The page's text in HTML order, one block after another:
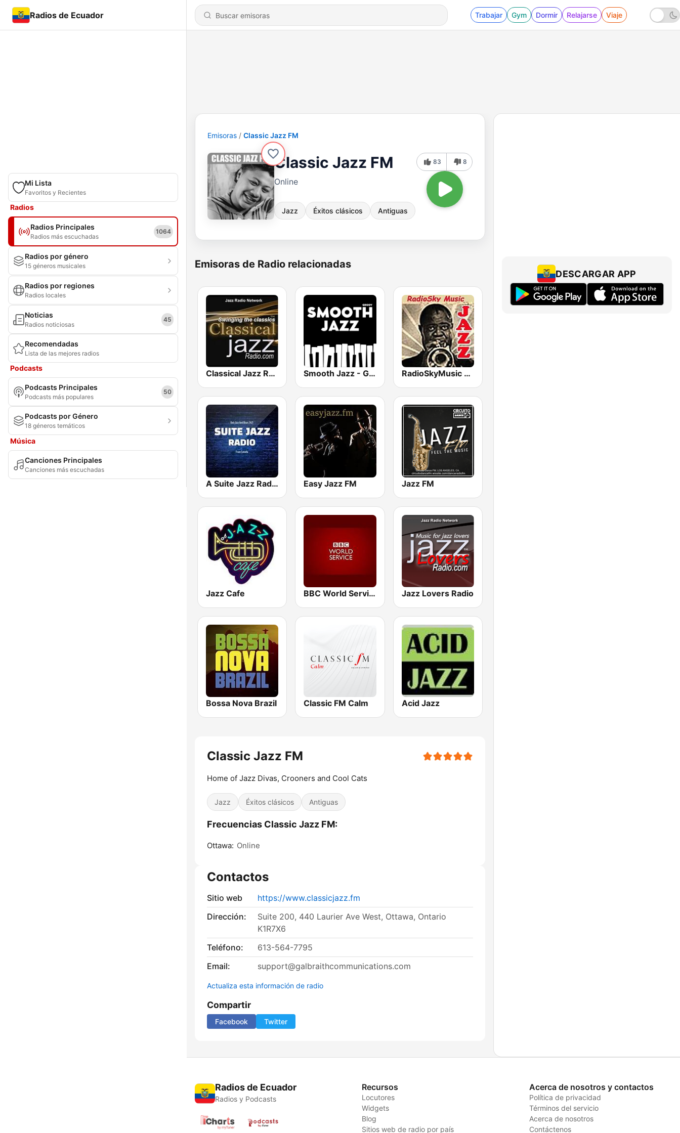
Radios de Ecuador Trabajar Gym Dormir Relajarse Viaje
Mi Lista
Favoritos y Recientes
Radios
Radios Principales
Radios más escuchadas
1064
Radios por género
15 géneros musicales
Radios por regiones
Radios locales
Noticias
Radios noticiosas
45
Recomendadas
Lista de las mejores radios
Podcasts
Podcasts Principales
Podcasts más populares
50
Podcasts por Género
18 géneros temáticos
Música
Canciones Principales
Canciones más escuchadas
Emisoras Classic Jazz FM
Classic Jazz FM
Online
Jazz Éxitos clásicos Antiguas
83 8
Emisoras de Radio relacionadas
Classical Jazz Radio Smooth Jazz - Groov RadioSkyMusic Jazz
A Suite Jazz Radio Easy Jazz FM Jazz FM
Jazz Cafe BBC World Service Jazz Lovers Radio
Bossa Nova Brazil Classic FM Calm Acid Jazz
Classic Jazz FM
Home of Jazz Divas, Crooners and Cool Cats
Jazz Éxitos clásicos Antiguas
Frecuencias Classic Jazz FM:
Ottawa: Online
Contactos
Sitio web
https://www.classicjazz.fm
Dirección:
Suite 200, 440 Laurier Ave West, Ottawa, Ontario
K1R7X6
Teléfono:
613-564-7795
Email:
support@galbraithcommunications.com
Actualiza esta información de radio
Compartir
Facebook Twitter
DESCARGAR APP
Radios de Ecuador
Radios y Podcasts
Recursos
Locutores
Widgets
Blog
Sitios web de radio por país
Acerca de nosotros y contactos
Política de privacidad
Términos del servicio
Acerca de nosotros
Contáctenos